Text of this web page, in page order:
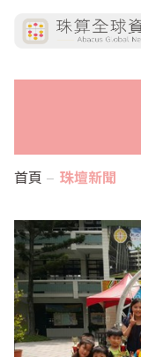
首頁 珠壇新聞